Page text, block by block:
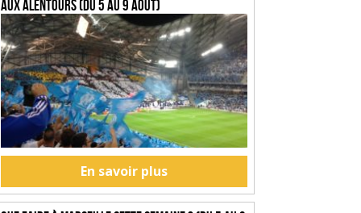
aux alentours (du 5 au 9 août)
En savoir plus